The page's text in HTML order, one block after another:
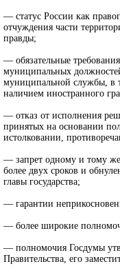
— статус России как
отчуждения части
правды;
— обязательные
муниципальных
муниципальной службы, в
наличием иностранного
— отказ от исполнения
принятых на основании
истолковании,
— запрет одному и тому
более двух сроков и
главы государства;
— гарантии
— более широкие
— полномочия Госдумы
Правительства, его